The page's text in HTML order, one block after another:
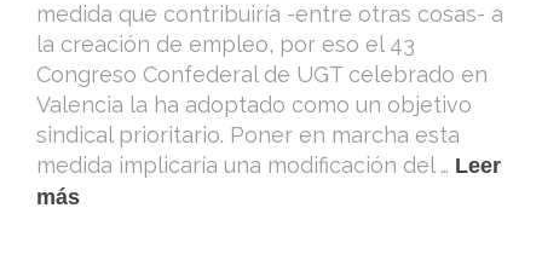
medida que contribuiría -entre otras cosas- a
la creación de empleo, por eso el 43
Congreso Confederal de UGT celebrado en
Valencia la ha adoptado como un objetivo
sindical prioritario. Poner en marcha esta
medida implicaría una modificación del … Leer
más